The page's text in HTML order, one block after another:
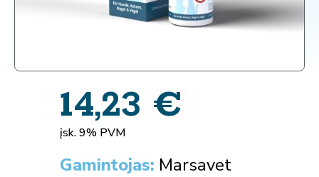
14,23 €
įsk. 9% PVM
Gamintojas: Marsavet